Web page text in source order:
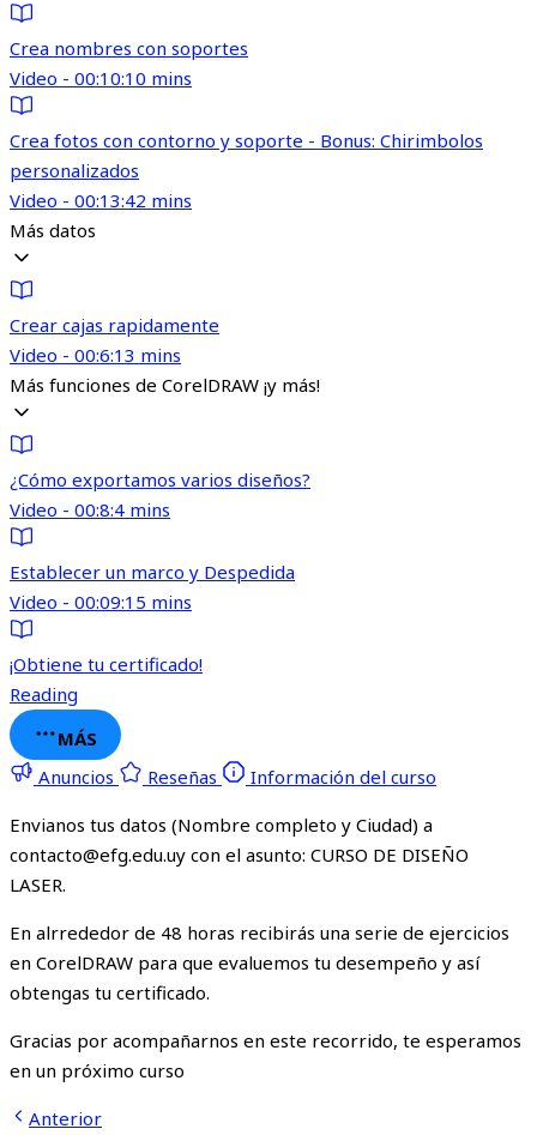
Crea nombres con soportes
Video - 00:10:10 mins
Crea fotos con contorno y soporte - Bonus: Chirimbolos
personalizados
Video - 00:13:42 mins
Más datos
Crear cajas rapidamente
Video - 00:6:13 mins
Más funciones de CorelDRAW ¡y más!
¿Cómo exportamos varios diseños?
Video - 00:8:4 mins
Establecer un marco y Despedida
Video - 00:09:15 mins
¡Obtiene tu certificado!
Reading
MÁS
Anuncios
Reseñas
Información del curso
Envianos tus datos (Nombre completo y Ciudad) a
contacto@efg.edu.uy con el asunto: CURSO DE DISEÑO
LASER.
En alrrededor de 48 horas recibirás una serie de ejercicios
en CorelDRAW para que evaluemos tu desempeño y así
obtengas tu certificado.
Gracias por acompañarnos en este recorrido, te esperamos
en un próximo curso
Anterior